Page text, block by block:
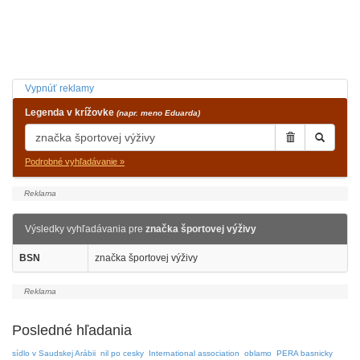
Vypnúť reklamy
Legenda v krížovke (napr. meno Eduarda)
Podrobné vyhľadávanie »
Výsledky vyhľadávania pre značka športovej výživy
BSN značka športovej výživy
Posledné hľadania
sídlo v Saudskej Arábii nil po cesky International association oblamo PERA basnicky